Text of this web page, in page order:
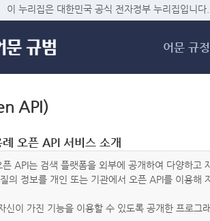
메
이 누리집은 대한민국 공식 전자정부 누리집입니다.
어문 규정
API)
오픈 API 서비스 소개
API는 검색 플랫폼을 외부에 공개하여 다양하
의 정보를 개인 또는 기관에서 오픈 API를 이용해
신이 가진 기능을 이용할 수 있도록 공개한 프로그